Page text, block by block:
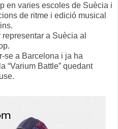
en varies escoles de Suècia i
de ritme i edició musical
a Suècia al
se a Barcelona i ja ha
“Varium Battle” quedant